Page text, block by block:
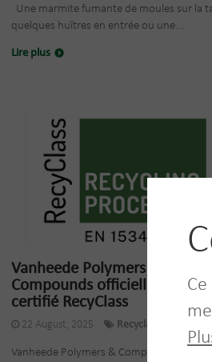
Une marmite fumante de moules sur la
quelques huîtres en entrée ou une...
Lire plus
Vanheede Polymers &
Compounds officiellement
certifié RecyClass
22 August, 2025 Recyclage
Vanheede Polymers & Compounds a